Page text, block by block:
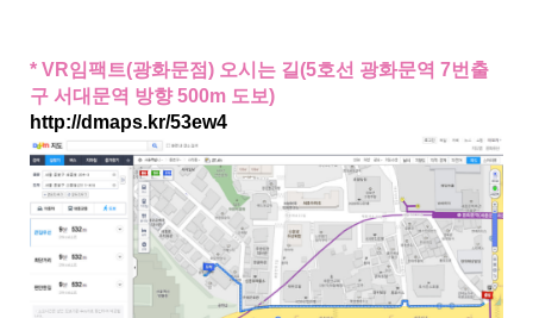
* VR임팩트(광화문점) 오시는 길(5호선 광화문역 7번출
구 서대문역 방향 500m 도보)
http://dmaps.kr/53ew4